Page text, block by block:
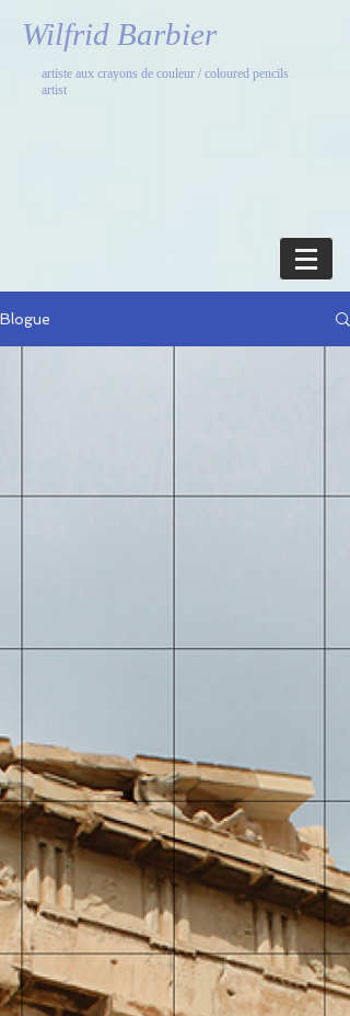
Wilfrid Barbier
artiste aux crayons de couleur / coloured pencils
artist
Blogue